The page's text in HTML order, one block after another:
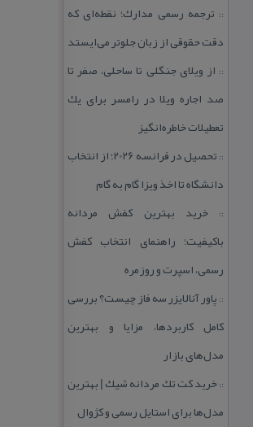
:: ترجمه رسمی مدارك؛ نقطه‌ای كه
دقت حقوقی از زبان جلوتر می‌ایستد
:: از ویلای جنگلی تا ساحلی، صفر تا
صد اجاره ویلا در رامسر برای یك
تعطیلات خاطره‌انگیز
::
تحصیل در فرانسه 2026؛ از انتخاب
دانشگاه تا اخذ ویزا گام به گام
::خرید بهترین كفش مردانه
باكیفیت؛ راهنمای انتخاب كفش
رسمی، اسپرت و روزمره
:: پاور آنالایزر سه فاز چیست؟ بررسی
كامل كاربردها، مزایا و بهترین
مدل‌های بازار
::خرید كت تك مردانه شیك | بهترین
مدل‌ها برای استایل رسمی و كژوال